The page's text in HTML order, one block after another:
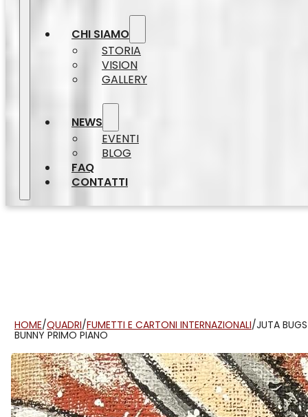
CHI SIAMO
STORIA
VISION
GALLERY
NEWS
EVENTI
BLOG
FAQ
CONTATTI
HOME/QUADRI/FUMETTI E CARTONI INTERNAZIONALI/JUTA BUGS
BUNNY PRIMO PIANO